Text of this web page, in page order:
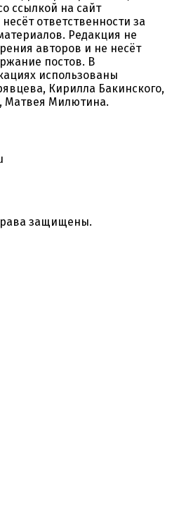
ссылкой на сайт
ответственности за
Редакция не
авторов и не несёт
постов. В
использованы
Кирилла Бакинского,
Матвея Милютина.
защищены.